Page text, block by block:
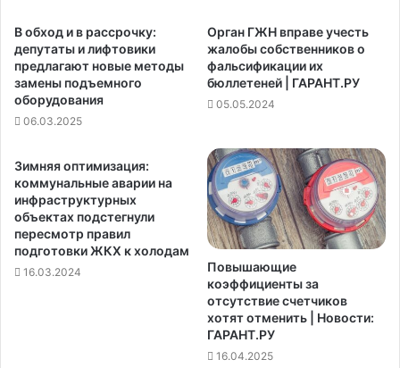
В обход и в рассрочку:
депутаты и лифтовики
предлагают новые методы
замены подъемного
оборудования
06.03.2025
Орган ГЖН вправе учесть
жалобы собственников о
фальсификации их
бюллетеней | ГАРАНТ.РУ
05.05.2024
Зимняя оптимизация:
коммунальные аварии на
инфраструктурных
объектах подстегнули
пересмотр правил
подготовки ЖКХ к холодам
16.03.2024
Повышающие
коэффициенты за
отсутствие счетчиков
хотят отменить | Новости:
ГАРАНТ.РУ
16.04.2025